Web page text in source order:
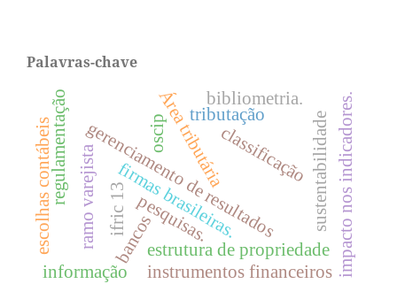
Palavras-chave
classificação
Área tributária
tributação
gerenciamento de resultados
estrutura de propriedade
firmas brasileiras.
bibliometria.
bancos impacto nos indicadores.
regulamentação
instrumentos financeiros
pesquisas.
oscip sustentabilidade
ramo varejista ifric 13
escolhas contábeis
informação